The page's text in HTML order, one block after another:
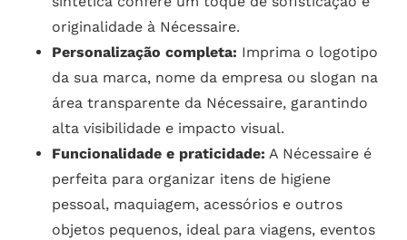
originalidade à Nécessaire.
Personalização completa: Imprima o logotipo
da sua marca, nome da empresa ou slogan na
área transparente da Nécessaire, garantindo
alta visibilidade e impacto visual.
Funcionalidade e praticidade: A Nécessaire é
perfeita para organizar itens de higiene
pessoal, maquiagem, acessórios e outros
objetos pequenos, ideal para viagens, eventos